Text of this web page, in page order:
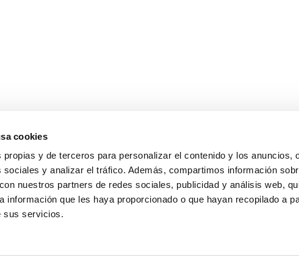
cookies
y de terceros para personalizar el contenido y los anuncios,
sociales y analizar el tráfico. Además, compartimos información
nuestros partners de redes sociales, publicidad y análisis web,
información que les haya proporcionado o que hayan recopilado a
sus servicios.
Noticias
Política de cookies